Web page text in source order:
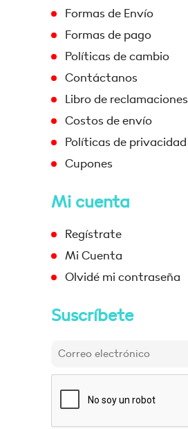
Formas de Envío
Formas de pago
Políticas de cambio
Contáctanos
Libro de reclamaciones
Costos de envío
Políticas de privacidad
Cupones
Mi cuenta
Regístrate
Mi Cuenta
Olvidé mi contraseña
Suscríbete